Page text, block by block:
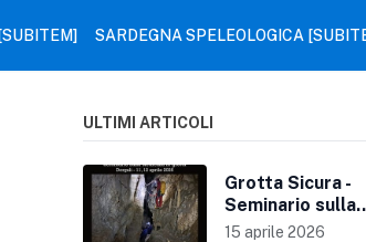
SARDEGNA SPELEOLOGICA
ULTIMI ARTICOLI
Grotta Sicura -
Seminario sulla
sicurezza in
15 aprile 2026